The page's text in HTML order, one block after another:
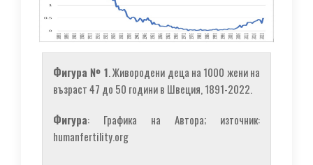
Фигура № 1. Живородени деца на 1000 жени на
възраст 47 до 50 години в Швеция, 1891-2022.
Фигура: Графика на Автора; източник:
humanfertility.org